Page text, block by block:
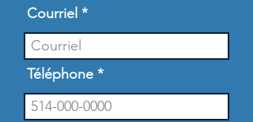
Courriel
Téléphone